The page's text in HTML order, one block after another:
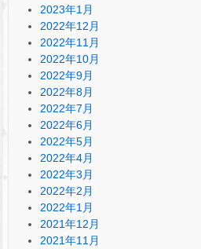
2023年1月
2022年12月
2022年11月
2022年10月
2022年9月
2022年8月
2022年7月
2022年6月
2022年5月
2022年4月
2022年3月
2022年2月
2022年1月
2021年12月
2021年11月